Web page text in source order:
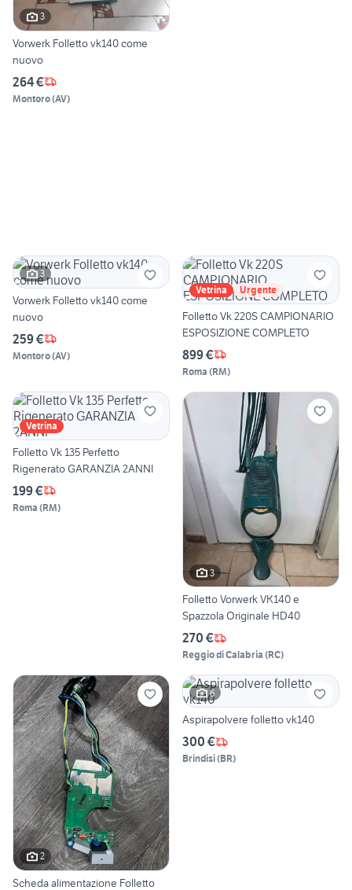
3
Vorwerk Folletto vk140 come
nuovo
264 €
Montoro(AV)
3
Vorwerk Folletto vk140 come
nuovo
259 €
Montoro(AV)
Vetrina Urgente
Folletto Vk 220S CAMPIONARIO
ESPOSIZIONE COMPLETO
899 €
Roma (RM)
Vetrina
Folletto Vk 135 Perfetto
Rigenerato GARANZIA 2ANNI
199 €
Roma (RM)
3
Folletto Vorwerk VK140 e
Spazzola Originale HD40
270 €
Reggio di Calabria (RC)
2
Scheda alimentazione Folletto
6
Aspirapolvere folletto vk140
300 €
Brindisi(BR)